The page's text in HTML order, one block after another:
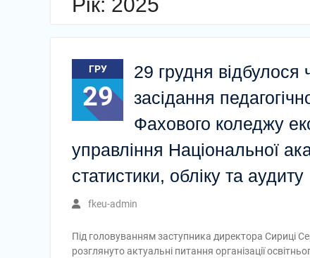
та Обухівською міською радою
Рік: 2025
ГРУ
29
29 грудня відбулося
засідання
Фахового коледжу
управління Національної
статистики, обліку та аудиту
fkeu-admin
Під головуванням заступника директора Сириці
розглянуто актуальні питання організації